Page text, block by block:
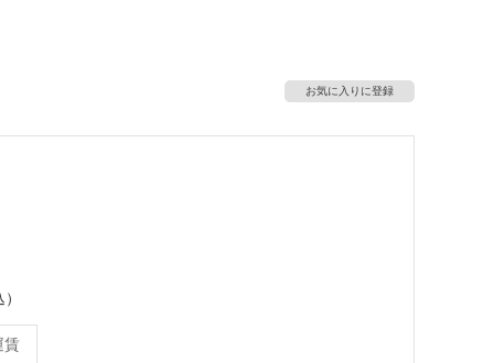
お気に入りに登録
賃